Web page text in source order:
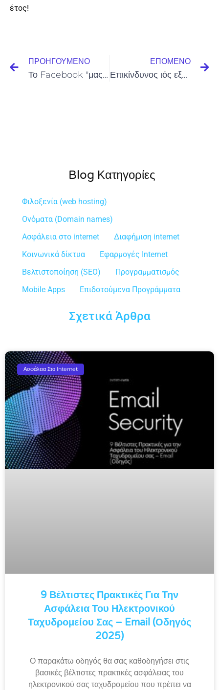
έτος!
ΠΡΟΗΓΟΎΜΕΝΟ
Το Facebook "μας δοκιμάζει" και εμείς χορεύουμε….
ΕΠΌΜΕΝΟ
Επικίνδυνος ιός εξαπλώνεται στο Twitter
Blog Κατηγορίες
Φιλοξενία (web hosting)
Ονόματα (Domain names)
Ασφάλεια στο internet
Διαφήμιση internet
Κοινωνικά δίκτυα
Εφαρμογές Internet
Βελτιστοποίηση (SEO)
Προγραμματισμός
Mobile Apps
Επιδοτούμενα Προγράμματα
Σχετικά Άρθρα
Ασφάλεια Στο Internet
9 Βέλτιστες Πρακτικές Για Την
Ασφάλεια Του Ηλεκτρονικού
Ταχυδρομείου Σας – Email (Οδηγός
2025)
Ο παρακάτω οδηγός θα σας καθοδηγήσει στις
βασικές βέλτιστες πρακτικές ασφάλειας του
ηλεκτρονικού σας ταχυδρομείου που πρέπει να